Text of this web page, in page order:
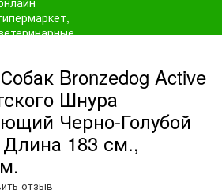
Bronzedog Active
Шнура
Черно-Голубой
183 см.,
отзыв